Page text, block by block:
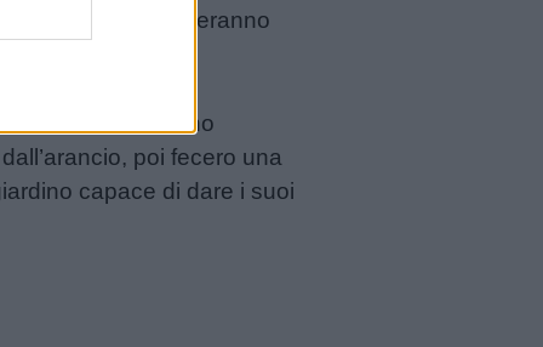
sui tuoi rami cresceranno
I frutti maturarono
poi fecero una
capace di dare i suoi